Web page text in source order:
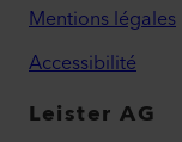
Mentions légales
Accessibilité
Leister AG